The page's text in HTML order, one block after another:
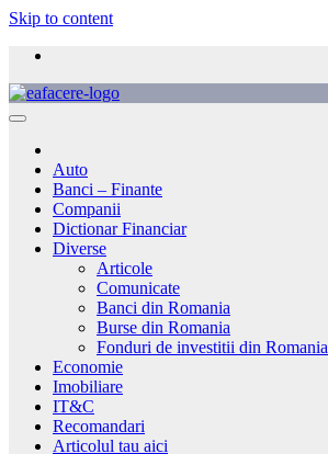
Skip to content
Auto
Banci – Finante
Companii
Dictionar Financiar
Diverse
Articole
Comunicate
Banci din Romania
Burse din Romania
Fonduri de investitii din Romania
Economie
Imobiliare
IT&C
Recomandari
Articolul tau aici